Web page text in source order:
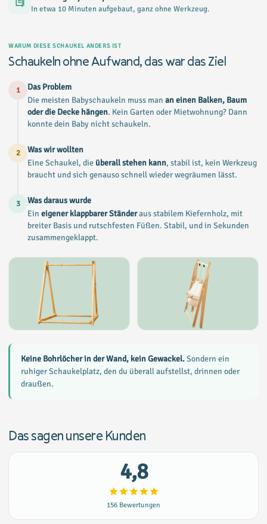
In etwa 10 Minuten aufgebaut, ganz ohne Werkzeug.
WARUM DIESE SCHAUKEL ANDERS IST
Schaukeln ohne Aufwand, das war das Ziel
1
Das Problem
Die meisten Babyschaukeln muss man an einen Balken, Baum
oder die Decke hängen. Kein Garten oder Mietwohnung? Dann
konnte dein Baby nicht schaukeln.
2
Was wir wollten
Eine Schaukel, die überall stehen kann, stabil ist, kein Werkzeug
braucht und sich genauso schnell wieder wegräumen lässt.
3
Was daraus wurde
Ein eigener klappbarer Ständeraus stabilem Kiefernholz, mit
breiter Basis und rutschfesten Füßen. Stabil, und in Sekunden
zusammengeklappt.
Keine Bohrlöcher in der Wand, kein Gewackel.Sondern ein
ruhiger Schaukelplatz, den du überall aufstellst, drinnen oder
draußen.
Das sagen unsere Kunden
4,8
156 Bewertungen